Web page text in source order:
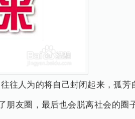
往人为的将自己封闭起来，孤芳
朋友圈，最后也会脱离社会的圈